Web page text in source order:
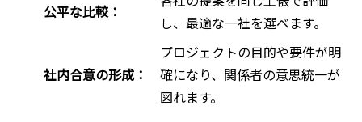
公平な比較：
し、最適な一社を選べます。
社内合意の形成：
プロジェクトの目的や要件が明
確になり、関係者の意思統一が
図れます。